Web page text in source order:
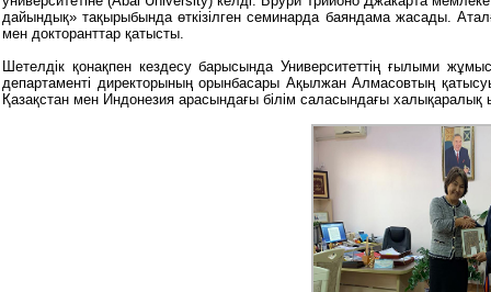
дайындық» тақырыбында өткізілген семинарда баяндама жасады.
мен докторанттар қатысты.
Шетелдік қонақпен кездесу барысында Университеттің ғылыми
департаменті директорының орынбасары Ақылжан Алмасовтың
Қазақстан мен Индонезия арасындағы білім саласындағы халықаралық